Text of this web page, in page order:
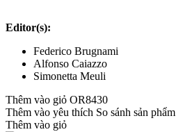
Editor(s):
Federico Brugnami
Alfonso Caiazzo
Simonetta Meuli
Thêm vào giỏ OR8430
Thêm vào yêu thích So sánh sản phẩm
Thêm vào giỏ